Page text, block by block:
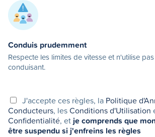
Conduis prudemment
Respecte les limites de vitesse et n'utilise
conduisant.
J'accepte ces règles, la Politique
Conducteurs, lesConditions d'Utilisation
Confidentialité, etje comprends que
être suspendu si j'enfreins les règles